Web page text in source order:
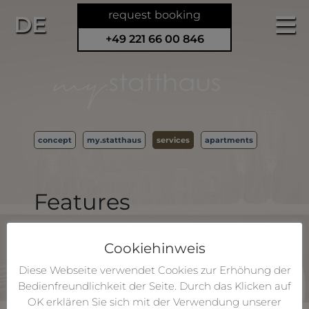
request booking
+49 221 66 00 846
DE
concept my.statthaus services apartments
Features
Beautiful historic wooden staircase
Central heating
Fans
Cookiehinweis
Diese Webseite verwendet Cookies zur Erhöhung der
Bedienfreundlichkeit der Seite. Durch das Klicken auf
OK erklären Sie sich mit der Verwendung unserer